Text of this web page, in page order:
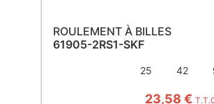
ROULEMENT À BILLES
61905-2RS1-SKF
25 42
23,58 €